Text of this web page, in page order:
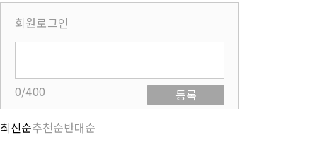
회원로그인
0/400
등록
최신순추천순반대순